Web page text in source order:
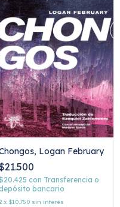
Logan February
con Transferencia o
bancario
x $10.750 sin interés